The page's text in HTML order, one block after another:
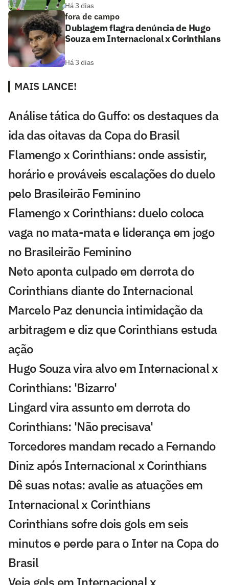
Há 3 dias
fora de campo
Dublagem flagra denúncia de Hugo
Souza em Internacional x Corinthians
Há 3 dias
MAIS LANCE!
Análise tática do Guffo: os destaques da
ida das oitavas da Copa do Brasil
Flamengo x Corinthians: onde assistir,
horário e prováveis escalações do duelo
pelo Brasileirão Feminino
Flamengo x Corinthians: duelo coloca
vaga no mata-mata e liderança em jogo
no Brasileirão Feminino
Neto aponta culpado em derrota do
Corinthians diante do Internacional
Marcelo Paz denuncia intimidação da
arbitragem e diz que Corinthians estuda
ação
Hugo Souza vira alvo em Internacional x
Corinthians: 'Bizarro'
Lingard vira assunto em derrota do
Corinthians: 'Não precisava'
Torcedores mandam recado a Fernando
Diniz após Internacional x Corinthians
Dê suas notas: avalie as atuações em
Internacional x Corinthians
Corinthians sofre dois gols em seis
minutos e perde para o Inter na Copa do
Brasil